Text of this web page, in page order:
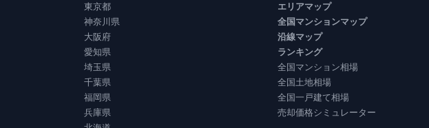
東京都
神奈川県
大阪府
愛知県
埼玉県
千葉県
福岡県
兵庫県
エリアマップ
全国マンションマップ
沿線マップ
ランキング
全国マンション相場
全国土地相場
全国一戸建て相場
売却価格シミュレーター